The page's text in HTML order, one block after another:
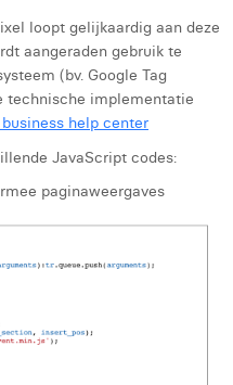
loopt gelijkaardig aan deze
aangeraden gebruik te
(bv. Google Tag
technische implementatie
help center
JavaScript codes:
paginaweergaves